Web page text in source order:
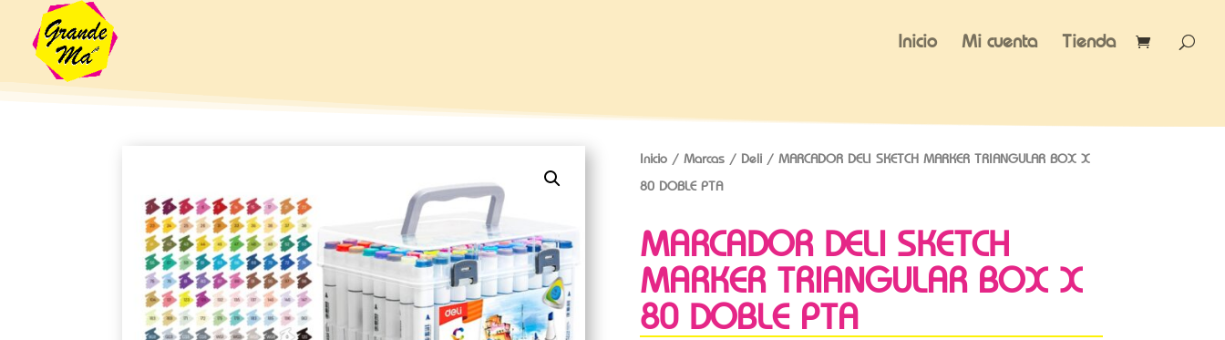
Inicio Mi cuenta Tienda
Inicio/ Marcas/ Deli/ MARCADOR DELI SKETCH MARKER TRIANGULAR BOX X
80 DOBLE PTA
MARCADOR DELI SKETCH
MARKER TRIANGULAR BOX X
80 DOBLE PTA